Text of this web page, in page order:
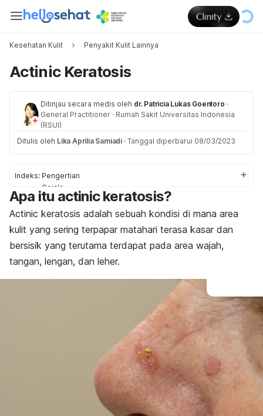
Kesehatan Kulit Penyakit Kulit Lainnya
Actinic Keratosis
Ditinjau secara medis oleh dr. Patricia Lukas Goentoro ·
General Practitioner · Rumah Sakit Universitas Indonesia
(RSUI)
Ditulis oleh Lika Aprilia Samiadi · Tanggal diperbarui 08/03/2023
Indeks: Pengertian
Gejala
Penyebab
Faktor risiko
Pengobatan
Pencegahan
Apa itu actinic keratosis?
Actinic keratosis adalah sebuah kondisi di mana area
kulit yang sering terpapar matahari terasa kasar dan
bersisik yang terutama terdapat pada area wajah,
tangan, lengan, dan leher.